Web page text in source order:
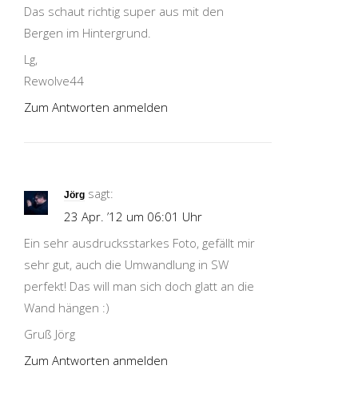
Das schaut richtig super aus mit den
Bergen im Hintergrund.
Lg,
Rewolve44
Zum Antworten anmelden
Jörg sagt:
23 Apr. ’12 um 06:01 Uhr
Ein sehr ausdrucksstarkes Foto, gefällt mir
sehr gut, auch die Umwandlung in SW
perfekt! Das will man sich doch glatt an die
Wand hängen :)
Gruß Jörg
Zum Antworten anmelden